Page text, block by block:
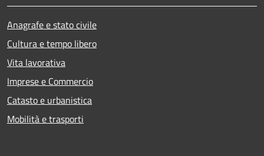
Anagrafe e stato civile
Cultura e tempo libero
Vita lavorativa
Imprese e Commercio
Catasto e urbanistica
Mobilità e trasporti